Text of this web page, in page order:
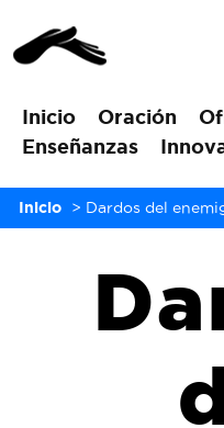
Inicio Oración
Enseñanzas
Inicio > Dardos del